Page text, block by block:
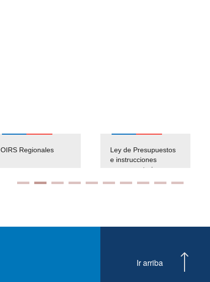
OIRS Regionales
Ley de Presupuestos
e instrucciones
presuspuetarias
Ir arriba